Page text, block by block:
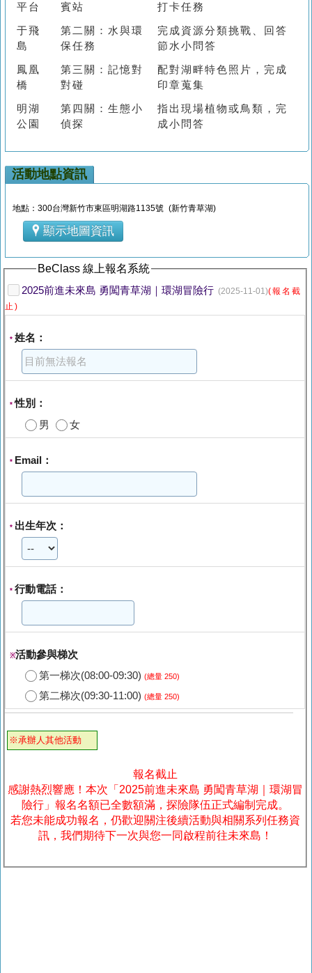
平台
賓站
打卡任務
于飛
島
第二關：水與環
保任務
完成資源分類挑戰、回答
節水小問答
鳳凰
橋
第三關：記憶對
對碰
配對湖畔特色照片，完成
印章蒐集
明湖
公園
第四關：生態小
偵探
指出現場植物或鳥類，完
成小問答
活動地點資訊
地點：300台灣新竹市東區明湖路1135號 (新竹青草湖)
顯示地圖資訊
BeClass 線上報名系統
2025前進未來島 勇闖青草湖｜環湖冒險行 (2025-11-01)(報名截
止)
* 姓名：
*性別：
男
女
* Email：
* 出生年次：
* 行動電話：
※活動參與梯次
第一梯次(08:00-09:30) (總量 250)
第二梯次(09:30-11:00) (總量 250)
※承辦人其他活動
報名截止
感謝熱烈響應！本次「2025前進未來島 勇闖青草湖｜環湖冒
險行」報名名額已全數額滿，探險隊伍正式編制完成。
若您未能成功報名，仍歡迎關注後續活動與相關系列任務資
訊，我們期待下一次與您一同啟程前往未來島！